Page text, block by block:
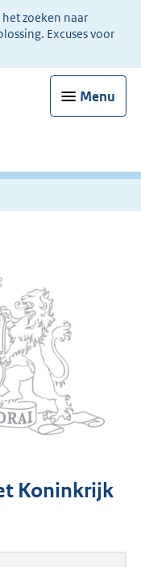
zoeken naar
Excuses voor
Menu
Koninkrijk